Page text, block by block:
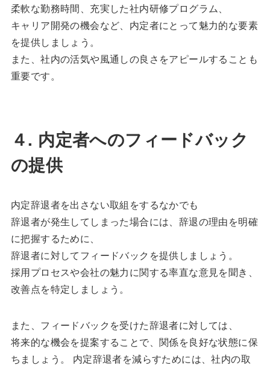
柔軟な勤務時間、充実した社内研修プログラム、
キャリア開発の機会など、内定者にとって魅力的な要素
を提供しましょう。
また、社内の活気や風通しの良さをアピールすることも
重要です。
４. 内定者へのフィードバック
の提供
内定辞退者を出さない取組をするなかでも
辞退者が発生してしまった場合には、辞退の理由を明確
に把握するために、
辞退者に対してフィードバックを提供しましょう。
採用プロセスや会社の魅力に関する率直な意見を聞き、
改善点を特定しましょう。
また、フィードバックを受けた辞退者に対しては、
将来的な機会を提案することで、関係を良好な状態に保
ちましょう。 内定辞退者を減らすためには、社内の取